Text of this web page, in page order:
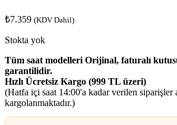
₺7.359 (KDV Dahil)
Stokta yok
Tüm saat modelleri Orijinal, faturalı
garantilidir.
Hızlı Ücretsiz Kargo (999 TL üzeri)
(Hatfa içi saat 14:00'a kadar verilen siparişler
kargolanmaktadır.)